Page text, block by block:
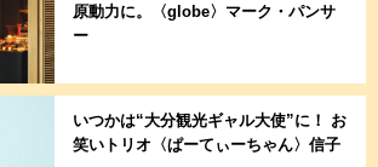
原動力に。〈globe〉マーク・パンサ
ー
いつかは“大分観光ギャル大使”に！ お
笑いトリオ〈ぱーてぃーちゃん〉信子